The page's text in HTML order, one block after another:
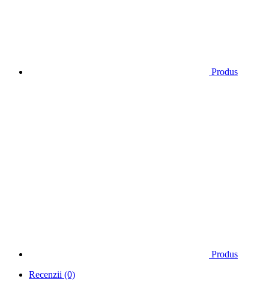
Produs
Produs
Recenzii (0)